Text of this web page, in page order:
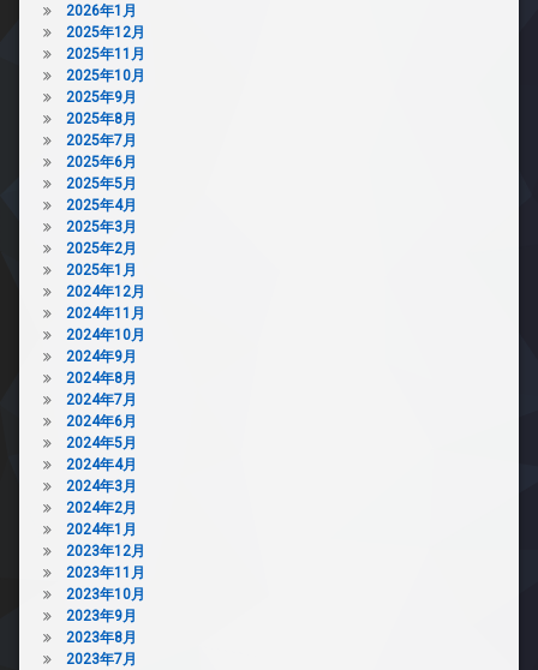
2026年1月
2025年12月
2025年11月
2025年10月
2025年9月
2025年8月
2025年7月
2025年6月
2025年5月
2025年4月
2025年3月
2025年2月
2025年1月
2024年12月
2024年11月
2024年10月
2024年9月
2024年8月
2024年7月
2024年6月
2024年5月
2024年4月
2024年3月
2024年2月
2024年1月
2023年12月
2023年11月
2023年10月
2023年9月
2023年8月
2023年7月